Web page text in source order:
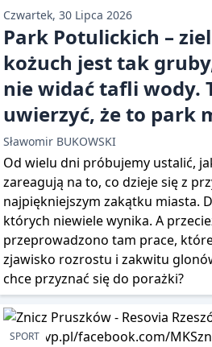
Czwartek, 30 Lipca 2026
Park Potulickich –
kożuch jest tak
nie widać tafli wody.
uwierzyć, że to park
Sławomir BUKOWSKI
Od wielu dni próbujemy ustalić,
zareagują na to, co dzieje się z
najpiękniejszym zakątku miasta.
których niewiele wynika. A
przeprowadzono tam prace,
zjawisko rozrostu i zakwitu
chce przyznać się do porażki?
SPORT